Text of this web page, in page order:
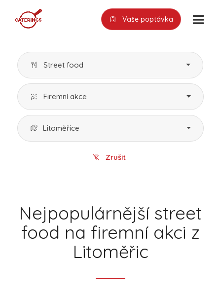
Vaše poptávka
Street food
Firemní akce
Litoměřice
Zrušit
Nejpopulárnější street
food na firemní akci z
Litoměřic